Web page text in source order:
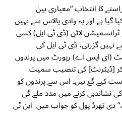
کا انتخاب “معیاری بین
گیا ہے اور یہ وادی پالاس سے نہیں
ٹرانسمیشن لائن (ڈی ٹی ایل) کسی
نہیں گزرتی، ڈی ٹی ایل کی
(ای ایس اے) رپورٹ میں پرندوں
[ڈیٹرنٹ] کی تنصیب سمیت
کیے گۓ ہیں۔ اس سے پرندوں کو
نشاندہی کرنے میں مدد ملے گی
دی تھرڈ پول کو جواب میں این ٹی